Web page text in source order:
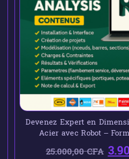
Devenez Expert en
Acier avec Robot –
25.000,00CFA